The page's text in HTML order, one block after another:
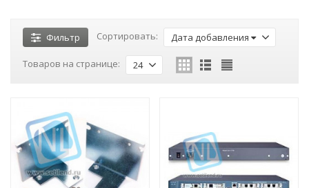
Фильтр Сортировать: Дата добавления
Товаров на странице: 24